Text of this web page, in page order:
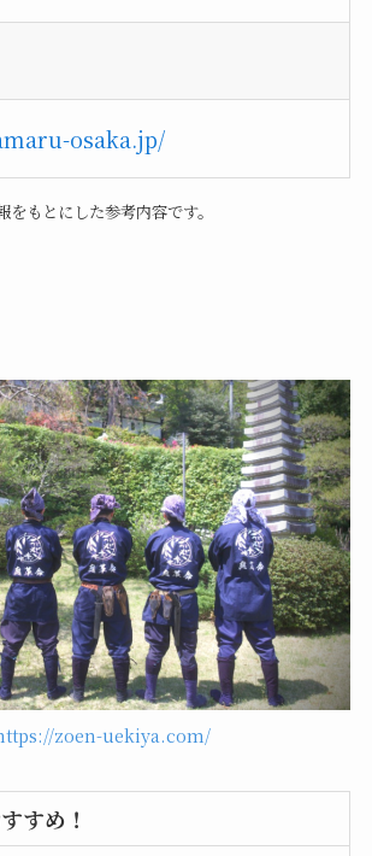
osaka.jp/
もとにした参考内容です。
zoen-uekiya.com/
すめ！